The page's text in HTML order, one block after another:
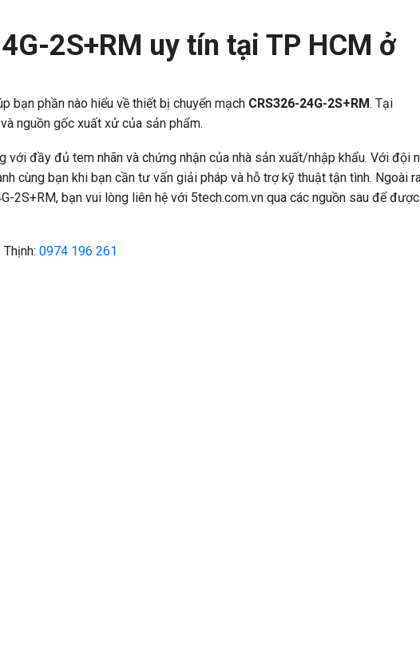
2S+RM uy tín tại TP HCM ở
bạn phần nào hiểu về thiết bị chuyển mạch CRS326-24G-2S+RM. Tại
nguồn gốc xuất xử của sản phẩm.
với đầy đủ tem nhãn và chứng nhận của nhà sản xuất/nhập khẩu. Với đội
cùng bạn khi bạn cần tư vấn giải pháp và hỗ trợ kỹ thuật tận tình. Ngoài
2S+RM, bạn vui lòng liên hệ với 5tech.com.vn qua các nguồn sau để
Thịnh: 0974 196 261